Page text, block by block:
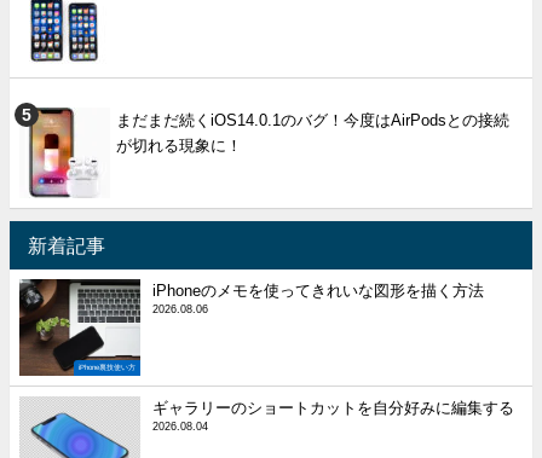
まだまだ続くiOS14.0.1のバグ！今度はAirPodsとの接続
が切れる現象に！
新着記事
iPhone裏技使い方
iPhoneのメモを使ってきれいな図形を描く方法
2026.08.06
ギャラリーのショートカットを自分好みに編集する
2026.08.04